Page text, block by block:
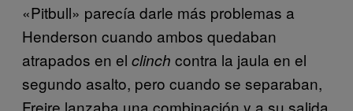
«Pitbull» parecía darle más problemas a
Henderson cuando ambos quedaban
atrapados en el clinch contra la jaula en el
segundo asalto, pero cuando se separaban,
Freire lanzaba una combinación y a su salida